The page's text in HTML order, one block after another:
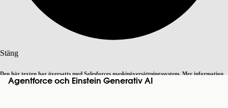
Stäng
Den här texten har översatts med Salesforces maskinöversättningssystem. Mer information
. Byt till engelska Inte nu
Agentforce och Einstein Generativ AI